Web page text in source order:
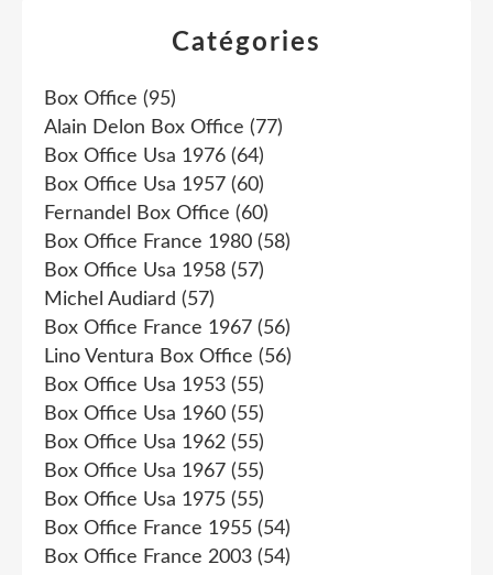
Catégories
Box Office (95)
Alain Delon Box Office (77)
Box Office Usa 1976 (64)
Box Office Usa 1957 (60)
Fernandel Box Office (60)
Box Office France 1980 (58)
Box Office Usa 1958 (57)
Michel Audiard (57)
Box Office France 1967 (56)
Lino Ventura Box Office (56)
Box Office Usa 1953 (55)
Box Office Usa 1960 (55)
Box Office Usa 1962 (55)
Box Office Usa 1967 (55)
Box Office Usa 1975 (55)
Box Office France 1955 (54)
Box Office France 2003 (54)